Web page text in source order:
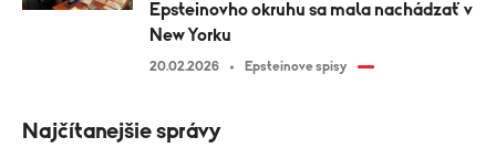
Epsteinovho okruhu sa mala nachádzať v
New Yorku
20.02.2026 Epsteinove spisy
Najčítanejšie správy